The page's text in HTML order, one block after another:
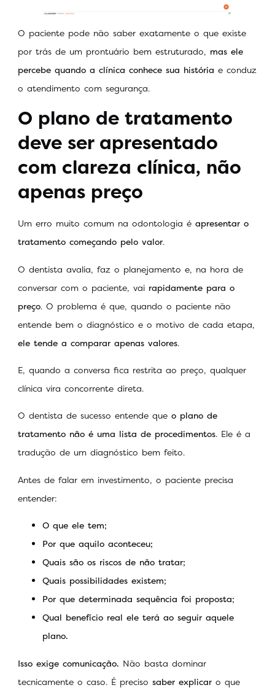
O paciente pode não saber exatamente o que existe
por trás de um prontuário bem estruturado, mas ele
percebe quando a clínica conhece sua história e conduz
o atendimento com segurança.
O plano de tratamento
deve ser apresentado
com clareza clínica, não
apenas preço
Um erro muito comum na odontologia é apresentar o
tratamento começando pelo valor.
O dentista avalia, faz o planejamento e, na hora de
conversar com o paciente, vai rapidamente para o
preço. O problema é que, quando o paciente não
entende bem o diagnóstico e o motivo de cada etapa,
ele tende a comparar apenas valores.
E, quando a conversa fica restrita ao preço, qualquer
clínica vira concorrente direta.
O dentista de sucesso entende que o plano de
tratamento não é uma lista de procedimentos. Ele é a
tradução de um diagnóstico bem feito.
Antes de falar em investimento, o paciente precisa
entender:
O que ele tem;
Por que aquilo aconteceu;
Quais são os riscos de não tratar;
Quais possibilidades existem;
Por que determinada sequência foi proposta;
Qual benefício real ele terá ao seguir aquele
plano.
Isso exige comunicação. Não basta dominar
tecnicamente o caso. É preciso saber explicar o que